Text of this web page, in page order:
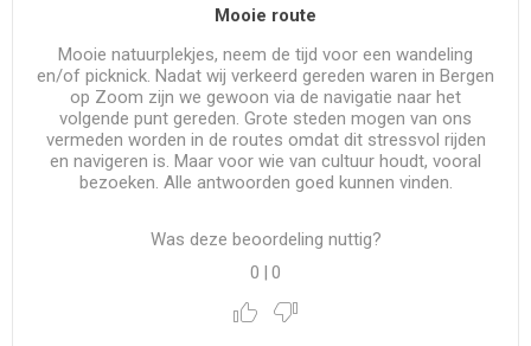
Mooie route
Mooie natuurplekjes, neem de tijd voor een wandeling
en/of picknick. Nadat wij verkeerd gereden waren in Bergen
op Zoom zijn we gewoon via de navigatie naar het
volgende punt gereden. Grote steden mogen van ons
vermeden worden in de routes omdat dit stressvol rijden
en navigeren is. Maar voor wie van cultuur houdt, vooral
bezoeken. Alle antwoorden goed kunnen vinden.
Was deze beoordeling nuttig?
0 | 0